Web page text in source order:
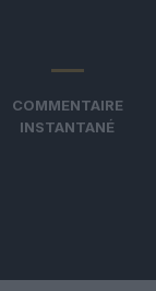
COMMENTAIRE
INSTANTANÉ